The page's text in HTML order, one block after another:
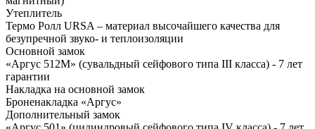
Утеплитель
Термо Ролл URSA – материал высочайшего качества для
безупречной звуко- и теплоизоляции
Основной замок
«Аргус 512М» (сувальдный сейфового типа III класса) - 7 лет
гарантии
Накладка на основной замок
Броненакладка «Аргус»
Дополнительный замок